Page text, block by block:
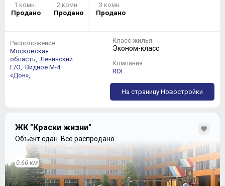
обнаружился санузел площадью 8,5 кв. м с эркером
1 комн.
Продано
2 комн.
Продано
3 комн.
Продано
Расположение
Московская
область,
Ленинский
Г/О,
Видное М-4
«Дон»,
Класс жилья
Эконом-класс
Компания
RDI
На страницу Новостройки
ЖК "Краски жизни"
Объект сдан. Всё распродано.
0.66 км